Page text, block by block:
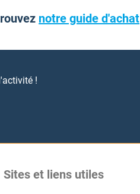
notre guide d'achat
!
Sites et liens utiles